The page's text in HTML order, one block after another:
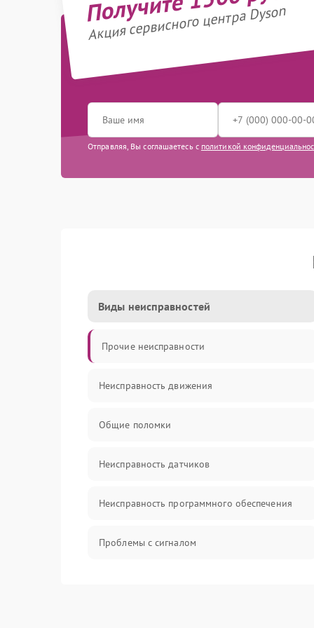
Акция сервисного центра Dyson
Отправляя, Вы соглашаетесь с политикой
Виды неисправностей
Прочие неисправности
Неисправность движения
Общие поломки
Неисправность датчиков
Неисправность программного обеспечения
Проблемы с сигналом